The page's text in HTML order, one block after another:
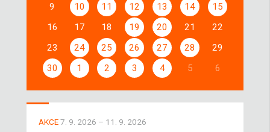
9
10 11 12 13 14
15
16
17 18 19 20 21
22
23
24 25 26 27 28
29
30
1 2 3 4 5 6
AKCE7. 9. 2026 – 11. 9. 2026